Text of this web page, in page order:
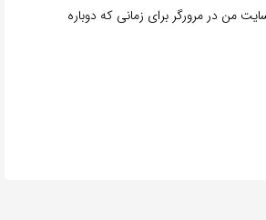
من در مرورگر برای زمانی که دوباره